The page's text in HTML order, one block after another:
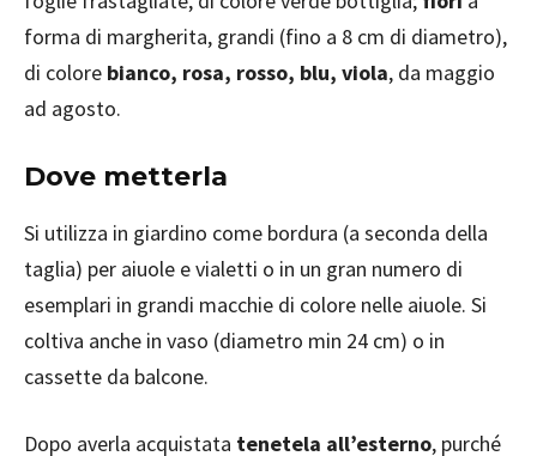
forma di margherita, grandi (fino a 8 cm di diametro),
di colore bianco, rosa, rosso, blu, viola, da maggio
ad agosto.
Dove metterla
Si utilizza in giardino come bordura (a seconda della
taglia) per aiuole e vialetti o in un gran numero di
esemplari in grandi macchie di colore nelle aiuole. Si
coltiva anche in vaso (diametro min 24 cm) o in
cassette da balcone.
Dopo averla acquistata tenetela all’esterno, purché